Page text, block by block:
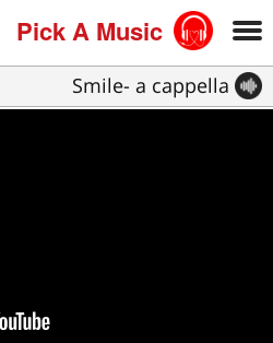
Pick A Music
Smile- a cappella